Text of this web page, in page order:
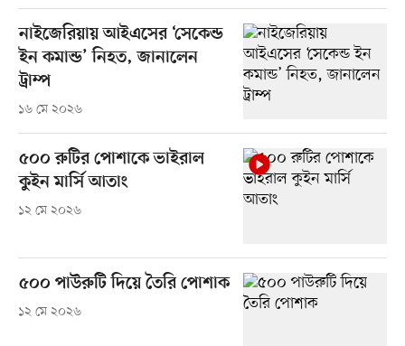
নাইজেরিয়ায় আইএসের ‘সেকেন্ড
ইন কমান্ড’ নিহত, জানালেন
ট্রাম্প
১৬ মে ২০২৬
৫০০ রুটির পোশাকে ভাইরাল
কুইন মার্সি আতাং
১২ মে ২০২৬
৫০০ পাউরুটি দিয়ে তৈরি পোশাক
১২ মে ২০২৬